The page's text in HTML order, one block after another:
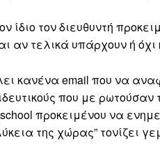
ίδιο τον διευθυντή
αν τελικά υπάρχουν ή
κανένα email που να
που με ρωτούσαν
προκειμένου να
της χώρας” τονίζει